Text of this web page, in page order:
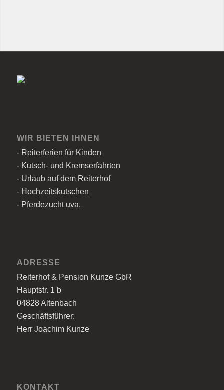
WIR BIETEN IHNEN
- Reiterferien für Kinden
- Kutsch- und Kremserfahrten
- Urlaub auf dem Reiterhof
- Hochzeitskutschen
- Pferdezucht uva.
ADRESSE
Reiterhof & Pension Kunze GbR
Hauptstr. 1 b
04828 Altenbach
Geschäftsführer:
Herr Joachim Kunze
KONTAKT